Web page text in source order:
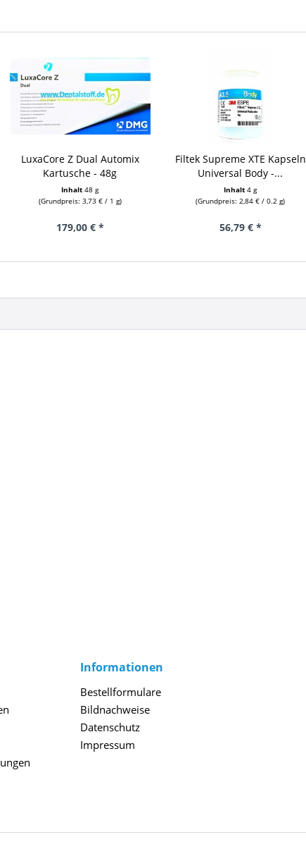
LuxaCore Z Dual Automix
Kartusche - 48g
Inhalt48 g
(Grundpreis: 3,73 € / 1 g)
179,00 € *
Filtek Supreme XTE Kapseln
Universal Body -...
Inhalt4 g
(Grundpreis: 2,84 € / 0.2 g)
56,79 € *
Informationen
Bestellformulare
Bildnachweise
Datenschutz
Impressum